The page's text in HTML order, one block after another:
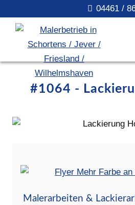
04461 /
#1064 -
Malerarbeiten &